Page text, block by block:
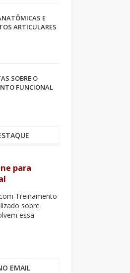
E
ARTICULARES
SOBRE O
FUNCIONAL
para
Treinamento
sobre
essa
EMAIL